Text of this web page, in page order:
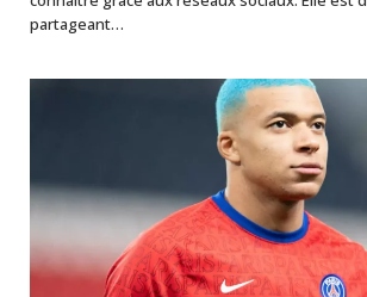
partageant…